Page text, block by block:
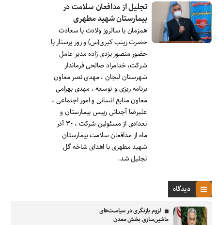
تجلیل از مدافعان سلامت در
بیمارستان شهید مطهری
همزمان با سالروز ولادت با سعادت
حضرت زینب کبری(س) و روز پرستار با
حضور منصور یزدی زاده مدیر عامل
شرکت، خدامراد صالحی فرماندار
شهرستان لنجان ، مهدی نصر معاون
برنامه ریزی و توسعه ، مهدی بهرامی
معاون منابع انسانی و امور اجتماعی ،
علیرضا آجدانی رییس بیمارستان و
تعدادی از مسئولین شرکت ، ۳۰ آذر
ماه از مدافعان سلامت بیمارستان
شهید مطهری با اهدای شاخه گل
تجلیل شد.
دیدگاه
لزوم بازنگری در سیاست‌های
ماشین‌سازی بخش معدن